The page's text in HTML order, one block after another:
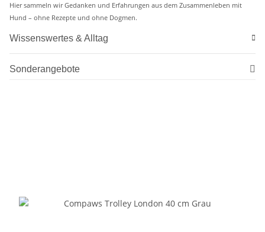
Hier sammeln wir Gedanken und Erfahrungen aus dem Zusammenleben mit
Hund – ohne Rezepte und ohne Dogmen.
Wissenswertes & Alltag
Sonderangebote